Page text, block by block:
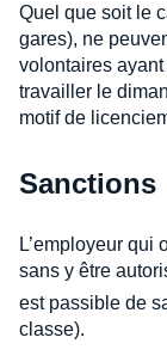
Quel que soit le
gares), ne
volontaires
travailler le
motif de
Sanctions
L’employeur qui
sans y être
est passible de
classe).